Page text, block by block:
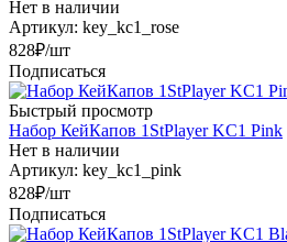
Нет в наличии
Артикул: key_kc1_rose
828₽/шт
Подписаться
Быстрый просмотр
Набор КейКапов 1StPlayer KC1 Pink
Нет в наличии
Артикул: key_kc1_pink
828₽/шт
Подписаться